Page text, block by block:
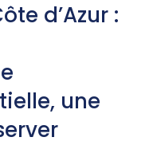
d’Azur :
une